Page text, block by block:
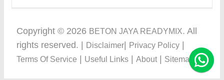
Copyright © 2026 BETON JAYA READYMIX. All
rights reserved. |
Disclaimer Privacy Policy
Terms Of Service Useful Links About| Sitemap